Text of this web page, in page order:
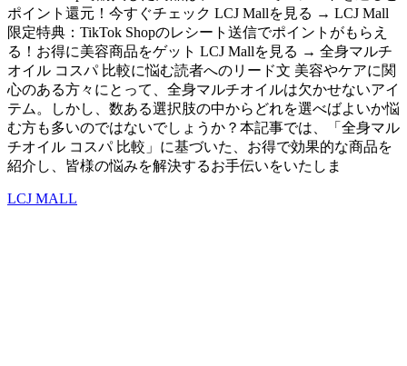
ポイント還元！今すぐチェック LCJ Mallを見る → LCJ Mall
限定特典：TikTok Shopのレシート送信でポイントがもらえ
る！お得に美容商品をゲット LCJ Mallを見る → 全身マルチ
オイル コスパ 比較に悩む読者へのリード文 美容やケアに関
心のある方々にとって、全身マルチオイルは欠かせないアイ
テム。しかし、数ある選択肢の中からどれを選べばよいか悩
む方も多いのではないでしょうか？本記事では、「全身マル
チオイル コスパ 比較」に基づいた、お得で効果的な商品を
紹介し、皆様の悩みを解決するお手伝いをいたしま
LCJ MALL